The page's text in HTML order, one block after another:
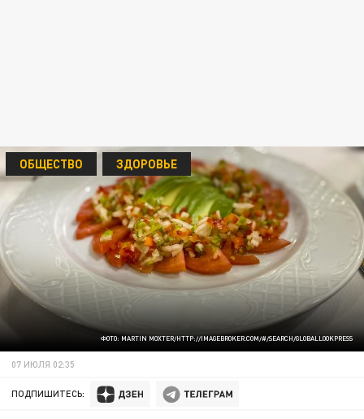
ФОТО: MARTIN MOXTER/HTTP://IMAGEBROKER.COM/#/SEARCH/GLOBALLOOKPRESS
ОБЩЕСТВО ЗДОРОВЬЕ
07 ИЮЛЯ 02:35
ПОДПИШИТЕСЬ: